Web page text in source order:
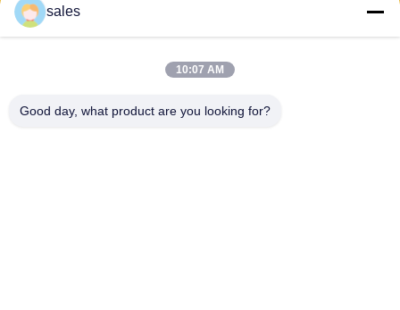
ঠিকানা: ৬০১-৬০৬, ৬ তলা, বিল্ডিং ই, ইউয়ানফেন ইন্ডাস্ট্রিয়াল পার্ক, ডালং উপ-জেলা, লংহুয়া
টেলিফোন:86-13424296897
sales
10:07 AM
Good day, what product are you looking for?